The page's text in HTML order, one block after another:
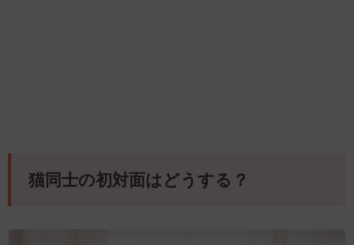
猫同士の初対面はどうする？